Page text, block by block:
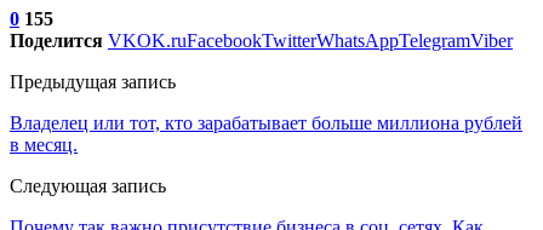
0 155
Поделится VKOK.ruFacebookTwitterWhatsAppTelegramViber
Предыдущая запись
Владелец или тот, кто зарабатывает больше миллиона рублей
в месяц.
Следующая запись